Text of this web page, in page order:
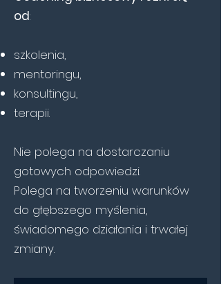
od:
szkolenia,
mentoringu,
konsultingu,
terapii.
Nie polega na dostarczaniu
gotowych odpowiedzi.
Polega na tworzeniu warunków
do głębszego myślenia,
świadomego działania i trwałej
zmiany.